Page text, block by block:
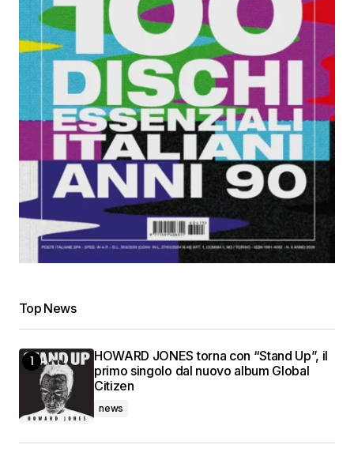
Top News
HOWARD JONES torna con “Stand Up”, il
primo singolo dal nuovo album Global
Citizen
news